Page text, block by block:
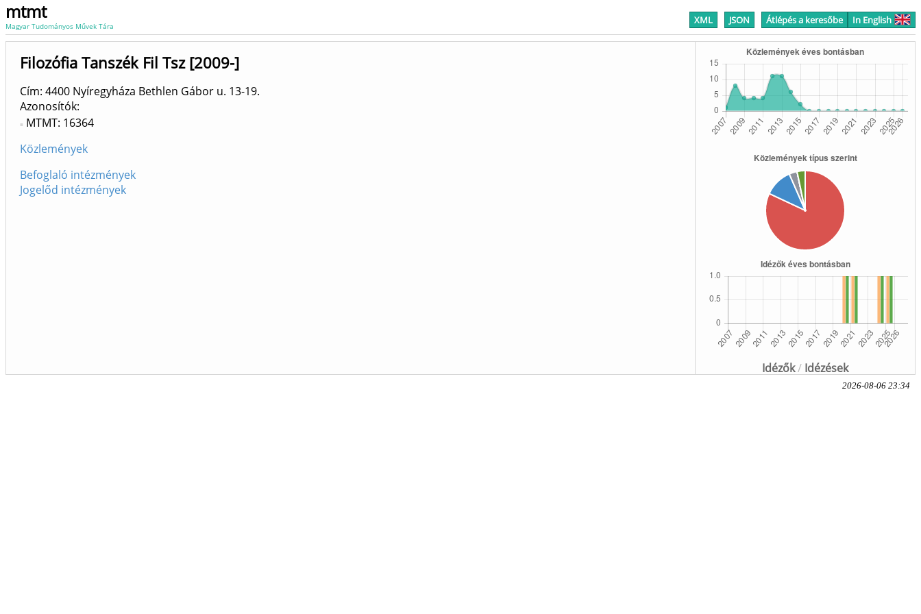
mtmt
Magyar Tudományos Művek Tára XML JSON Átlépés a keresőbe In English
Idézők/ Idézések
Filozófia Tanszék Fil Tsz [2009-]
Cím: 4400 Nyíregyháza Bethlen Gábor u. 13-19.
Azonosítók
MTMT: 16364
Közlemények
Befoglaló intézmények
Jogelőd intézmények
2026-08-06 23:34